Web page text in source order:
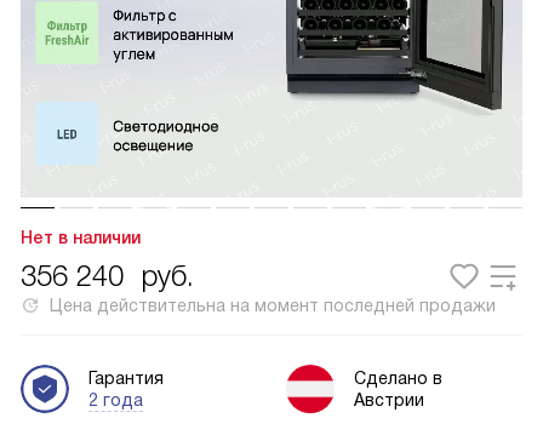
Нет в наличии
356 240 руб.
Цена действительна на момент последней продажи
Гарантия
2 года
Сделано в
Австрии